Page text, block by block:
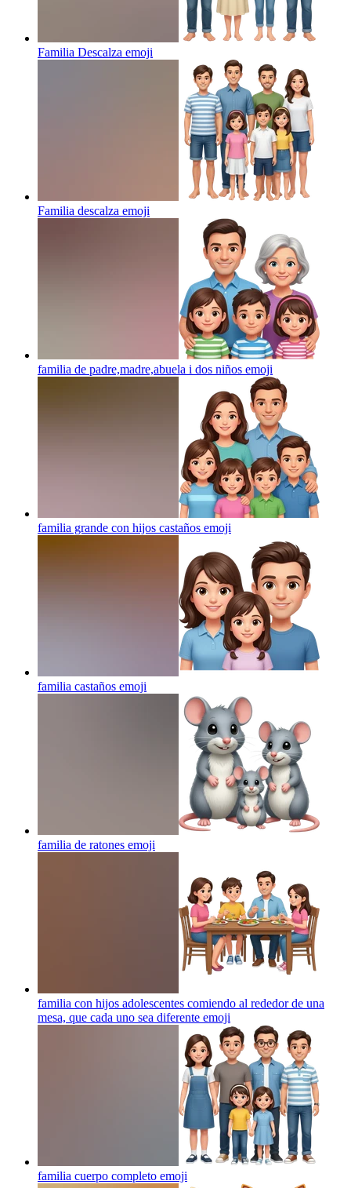
Familia Descalza emoji
Familia descalza emoji
familia de padre,madre,abuela i dos niños emoji
familia grande con hijos castaños emoji
familia castaños emoji
familia de ratones emoji
familia con hijos adolescentes comiendo al rededor de una
mesa, que cada uno sea diferente emoji
familia cuerpo completo emoji